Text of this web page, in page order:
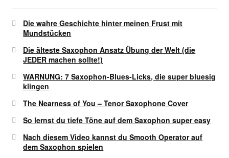
Die wahre Geschichte hinter meinen Frust mit
Mundstücken
Die älteste Saxophon Ansatz Übung der Welt (die
JEDER machen sollte!)
WARNUNG: 7 Saxophon-Blues-Licks, die super bluesig
klingen
The Nearness of You – Tenor Saxophone Cover
So lernst du tiefe Töne auf dem Saxophon super easy
Nach diesem Video kannst du Smooth Operator auf
dem Saxophon spielen